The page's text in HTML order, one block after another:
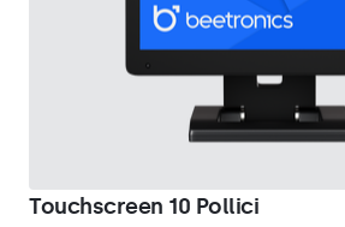
Touchscreen 10 Pollici